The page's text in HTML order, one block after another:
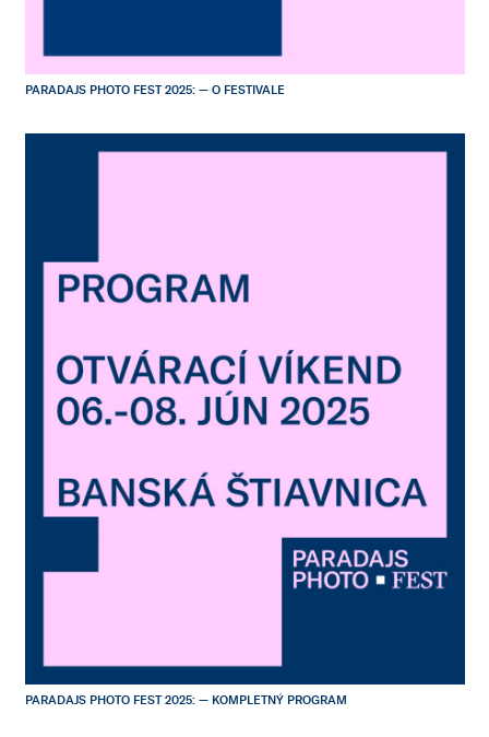
PARADAJS PHOTO FEST 2025: — O FESTIVALE
PARADAJS PHOTO FEST 2025: — KOMPLETNÝ PROGRAM